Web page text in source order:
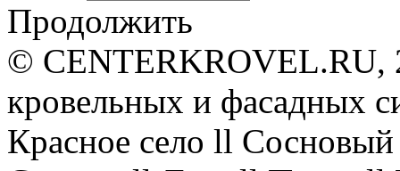
Продолжить
© CENTERKROVEL.RU,
кровельных и фасадных
Красное село ll